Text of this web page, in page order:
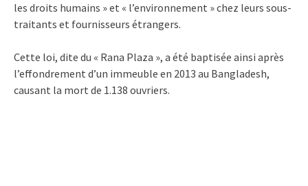
les droits humains » et « l’environnement » chez leurs sous-
traitants et fournisseurs étrangers.
Cette loi, dite du « Rana Plaza », a été baptisée ainsi après
l’effondrement d’un immeuble en 2013 au Bangladesh,
causant la mort de 1.138 ouvriers.